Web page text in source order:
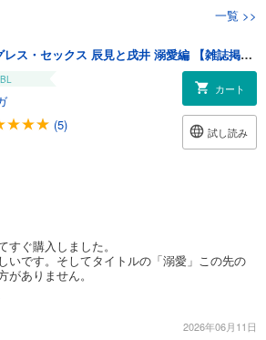
一覧 >>
ドラッグレス・セックス 辰見と戌井 溺愛編 【雑誌掲載版】はじまり
BL
(5)
カート
試し読み
すぐ購入しました。
いです。そしてタイトルの「溺愛」この先の
ありません。
2026年06月11日